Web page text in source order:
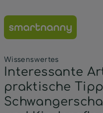
Wissenswertes
Interessante
praktische